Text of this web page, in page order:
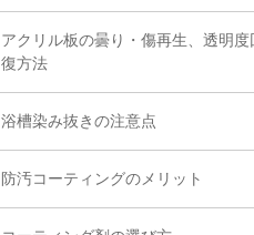
アクリル板の曇り・傷再生、透明度
復方法
浴槽染み抜きの注意点
防汚コーティングのメリット